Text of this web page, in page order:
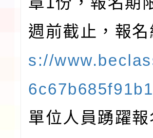
週前截止，報
s://
單位人員踴躍